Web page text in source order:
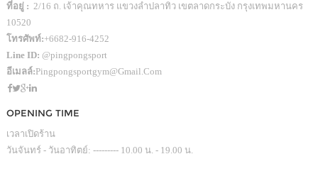
ที่อยู่ : 2/16 ถ. เจ้าคุณทหาร แขวงลำปลาทิว เขตลาดกระบัง กรุงเทพมหานคร
10520
โทรศัพท์:+6682-916-4252
Line ID: @pingpongsport
อีเมลล์:Pingpongsportgym@gmail.com
OPENING TIME
เวลาเปิดร้าน
วันจันทร์ - วันอาทิตย์: --------- 10.00 น. - 19.00 น.